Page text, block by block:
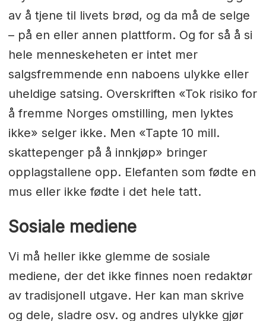
av å tjene til livets brød, og da må de selge
– på en eller annen plattform. Og for så å si
hele menneskeheten er intet mer
salgsfremmende enn naboens ulykke eller
uheldige satsing. Overskriften «Tok risiko for
å fremme Norges omstilling, men lyktes
ikke» selger ikke. Men «Tapte 10 mill.
skattepenger på å innkjøp» bringer
opplagstallene opp. Elefanten som fødte en
mus eller ikke fødte i det hele tatt.
Sosiale mediene
Vi må heller ikke glemme de sosiale
mediene, der det ikke finnes noen redaktør
av tradisjonell utgave. Her kan man skrive
og dele, sladre osv. og andres ulykke gjør